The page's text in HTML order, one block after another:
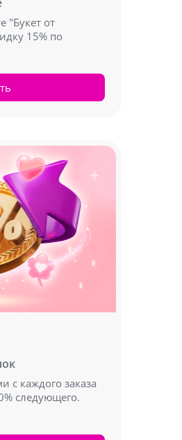
"Букет от
15% по
с каждого заказа
следующего.